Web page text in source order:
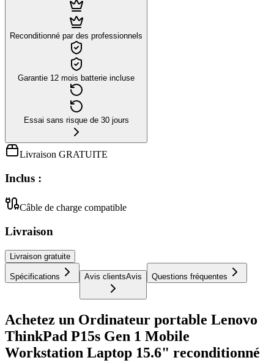
Reconditionné par des professionnels
Garantie 12 mois batterie incluse
Essai sans risque de 30 jours
Livraison GRATUITE
Inclus :
Câble de charge compatible
Livraison
Livraison gratuite
Spécifications Avis clientsAvis Questions fréquentes
Achetez un Ordinateur portable Lenovo
ThinkPad P15s Gen 1 Mobile
Workstation Laptop 15.6" reconditionné